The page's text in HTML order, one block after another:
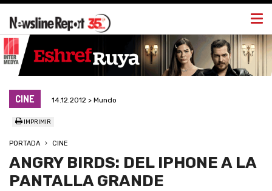
CINE 14.12.2012 > Mundo
IMPRIMIR
PORTADA CINE
ANGRY BIRDS: DEL IPHONE A LA
PANTALLA GRANDE